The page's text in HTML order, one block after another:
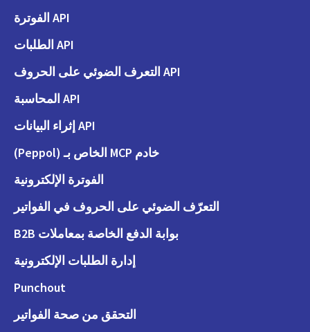
API الفوترة
API الطلبات
API التعرف الضوئي على الحروف
API المحاسبة
API إثراء البيانات
خادم MCP الخاص بـ (Peppol)
الفوترة الإلكترونية
التعرّف الضوئي على الحروف في الفواتير
بوابة الدفع الخاصة بمعاملات B2B
إدارة الطلبات الإلكترونية
Punchout
التحقق من صحة الفواتير